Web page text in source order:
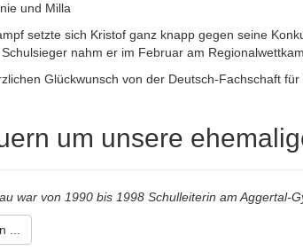
und Milla
setzte sich Kristof ganz knapp gegen seine
nahm er im Februar am
Glückwunsch von der Deutsch-Fachschaft
um unsere
war von 1990 bis 1998 Schulleiterin am Aggertal-
...